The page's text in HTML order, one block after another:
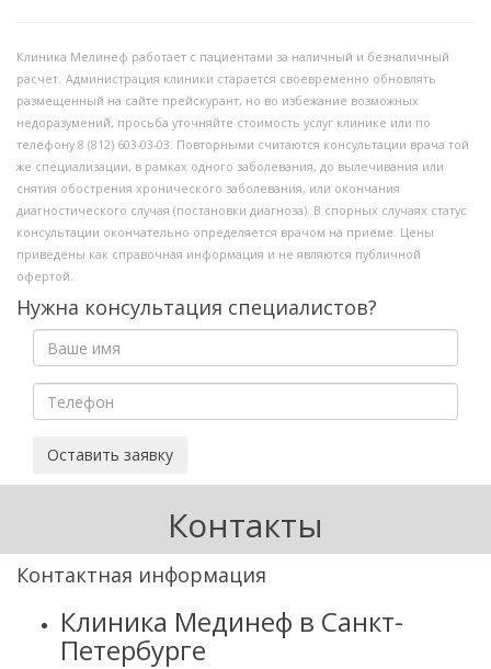
Клиника Мелинеф работает с пациентами за наличный и безналичный
расчет. Администрация клиники старается своевременно обновлять
размещенный на сайте прейскурант, но во избежание возможных
недоразумений, просьба уточняйте стоимость услуг клинике или по
телефону 8 (812) 603-03-03. Повторными считаются консультации врача той
же специализации, в рамках одного заболевания, до вылечивания или
снятия обострения хронического заболевания, или окончания
диагностического случая (постановки диагноза). В спорных случаях статус
консультации окончательно определяется врачом на приеме. Цены
приведены как справочная информация и не являются публичной
офертой.
Нужна консультация специалистов?
Оставить заявку
Контакты
Контактная информация
Клиника Мединеф в Санкт-
Петербурге